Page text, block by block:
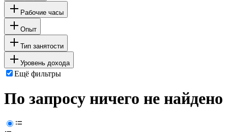
Рабочие часы
Опыт
Тип занятости
Уровень дохода
Ещё фильтры
По запросу ничего не найдено